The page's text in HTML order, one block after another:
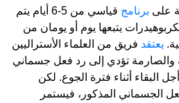
على برنامج
قياسي من 5-6 أيام يتم
يتبعها يوم أو يومان من
يعتقد فريق من العلماء الأستراليين
والصارمة تؤدي إلى رد فعل جسماني
البقاء أثناء فترة الجوع. لكن
الجسماني المذكور، فيستمر